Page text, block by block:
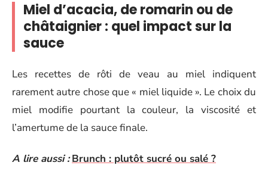
Miel d’acacia, de romarin ou de
châtaignier : quel impact sur la
sauce
Les recettes de rôti de veau au miel indiquent
rarement autre chose que « miel liquide ». Le choix du
miel modifie pourtant la couleur, la viscosité et
l’amertume de la sauce finale.
A lire aussi : Brunch : plutôt sucré ou salé ?